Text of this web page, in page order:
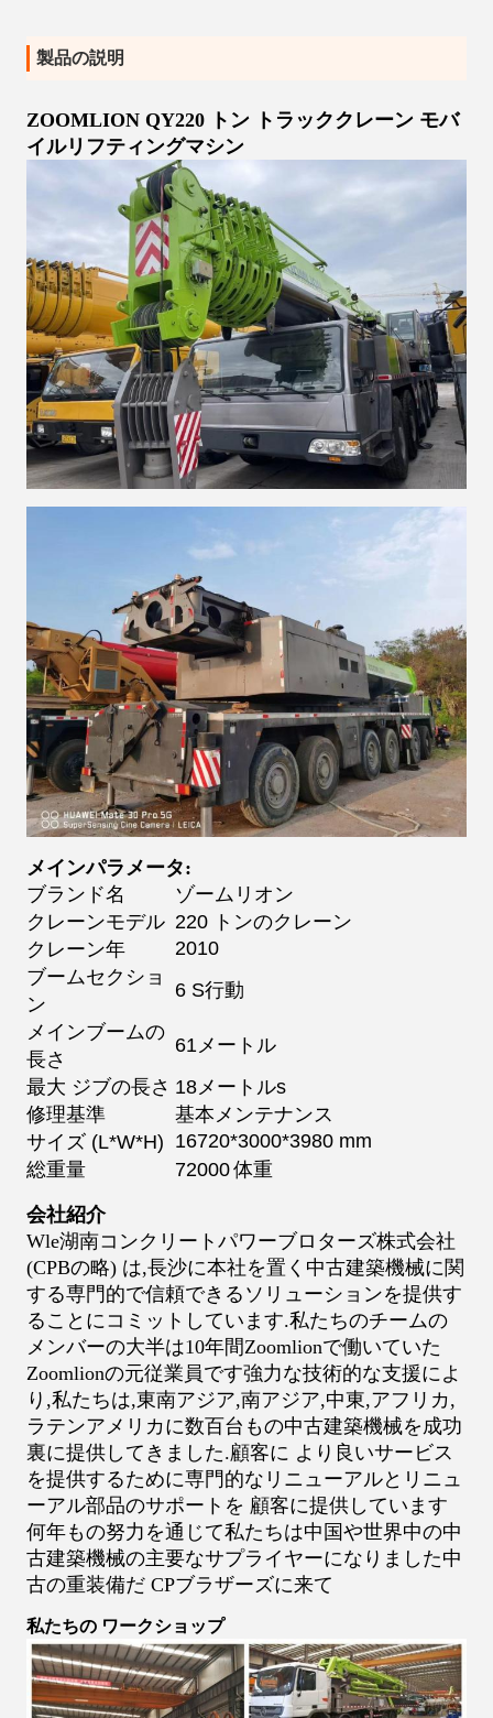
製品の説明
ZOOMLION QY220 トン トラッククレーン モバ
イルリフティングマシン
メインパラメータ:
ブランド名
ゾームリオン
クレーンモデル 220 トンのクレーン
クレーン年
2010
ブームセクショ
ン
6 S行動
メインブームの
長さ
61メートル
最大 ジブの長さ 18メートルs
修理基準
基本メンテナンス
サイズ (L*W*H) 16720*3000*3980 mm
総重量
72000体重
会社紹介
Wle湖南コンクリートパワーブロターズ株式会社
(CPBの略) は,長沙に本社を置く中古建築機械に関
する専門的で信頼できるソリューションを提供す
ることにコミットしています.私たちのチームの
メンバーの大半は10年間Zoomlionで働いていた
Zoomlionの元従業員です強力な技術的な支援によ
り,私たちは,東南アジア,南アジア,中東,アフリカ,
ラテンアメリカに数百台もの中古建築機械を成功
裏に提供してきました.顧客に より良いサービス
を提供するために専門的なリニューアルとリニュ
ーアル部品のサポートを 顧客に提供しています
何年もの努力を通じて私たちは中国や世界中の中
古建築機械の主要なサプライヤーになりました中
古の重装備だ CPブラザーズに来て
私たちの ワークショップ